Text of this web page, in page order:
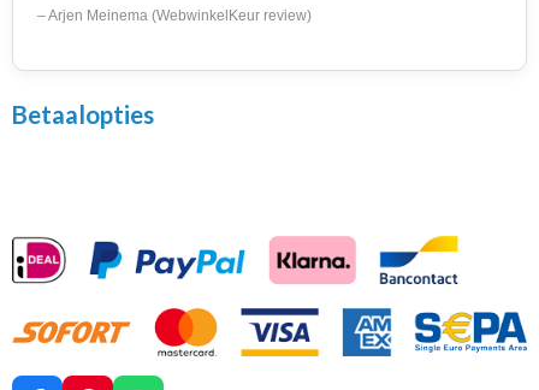
– Arjen Meinema (WebwinkelKeur review)
Betaalopties